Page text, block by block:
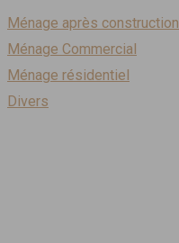
Ménage après construction
Ménage Commercial
Ménage résidentiel
Divers